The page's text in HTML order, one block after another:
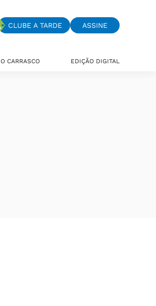
CLUBE A TARDE ASSINE
O CARRASCO EDIÇÃO DIGITAL